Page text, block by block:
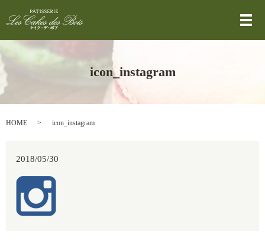
メ
icon_instagram
HOME icon_instagram
2018/05/30